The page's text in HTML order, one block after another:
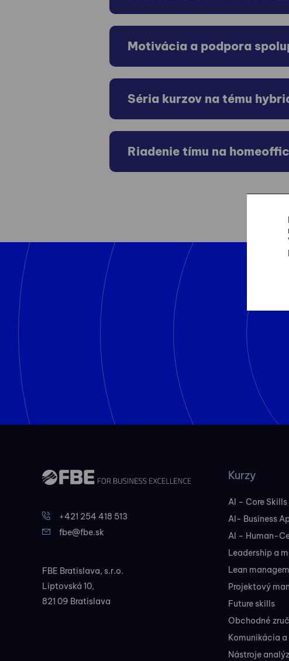
Motivácia a podpora
Séria kurzov na tému
Riadenie tímu na
+421 254 418 513
fbe@fbe.sk
FBE Bratislava, s.r.o.
Liptovská 10,
821 09 Bratislava
Kurzy
AI – Core Skills
AI- Business
AI – Human-
Leadership a
Lean
Projektový
Future skills
Obchodné
Komunikácia
Nástroje